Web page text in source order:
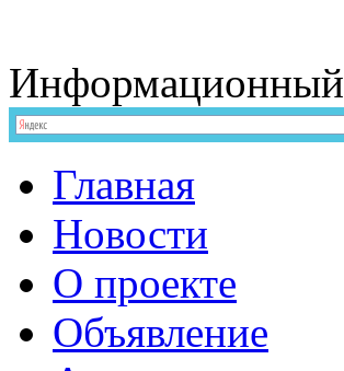
Информационный
Главная
Новости
О проекте
Объявление